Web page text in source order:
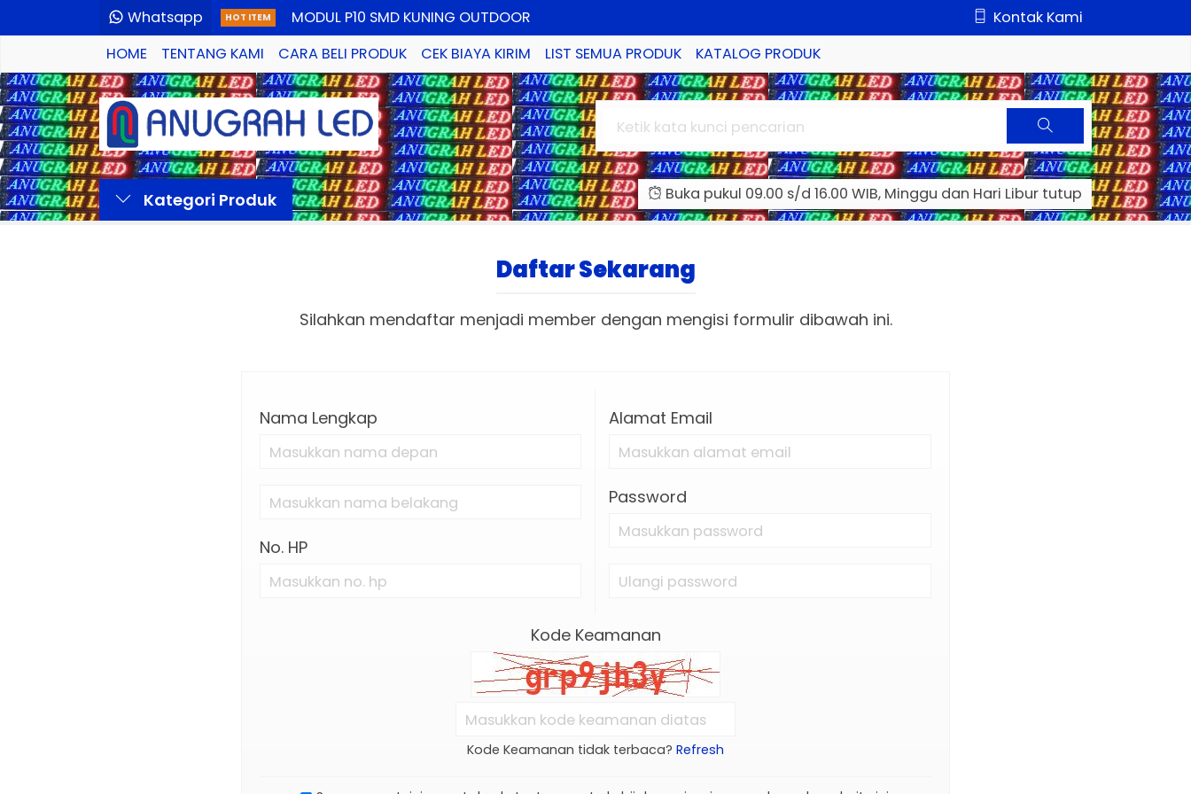
Whatsapp HOT ITEM MODUL P10 SMD KUNING OUTDOOR
LED RUNNING TEXT FULL COLOR OUTDOOR P10 RGB
20X164
MODUL P10 SMD PUTIH SEMI OUTDOOR
PROCESSOR
KABEL DATA/KABEL FLAT/KABEL IDC 16 PIN PANJANG
KONTROLER HUIDU HD-R712 HD R712 RECEIVING
CARD VID
Kontak Kami
HOME
TENTANG KAMI CARA BELI PRODUK CEK BIAYA KIRIM LIST SEMUA PRODUK KATALOG PRODUK
Cari
Kategori Produk Buka pukul 09.00 s/d 16.00 WIB, Minggu dan Hari Libur tutup
Daftar Sekarang
Silahkan mendaftar menjadi member dengan mengisi formulir dibawah ini.
Nama Lengkap
No. HP
Alamat Email
Password
Kode Keamanan
Kode Keamanan tidak terbaca? Refresh